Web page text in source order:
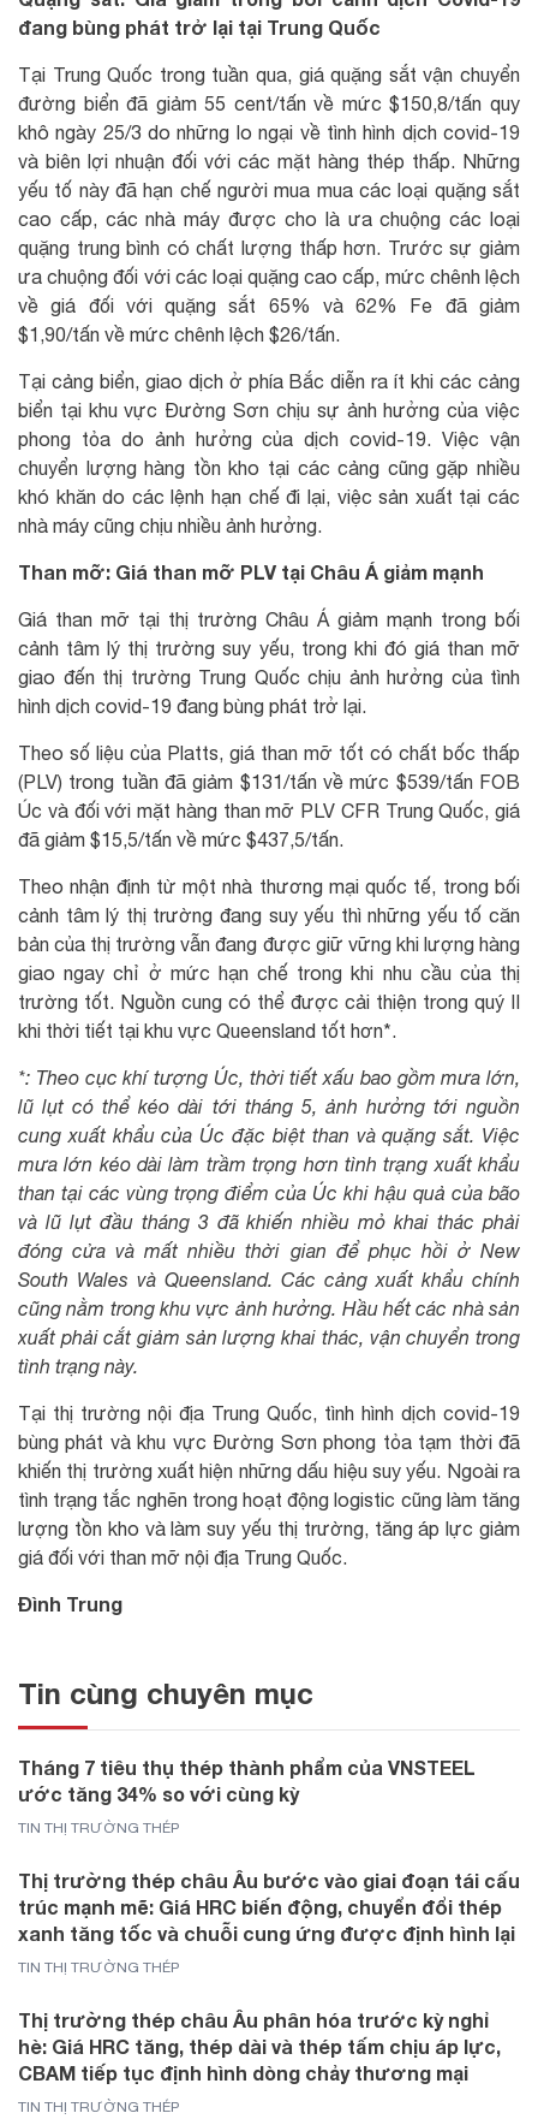
đang bùng phát trở lại tại Trung Quốc
Tại Trung Quốc trong tuần qua, giá quặng sắt vận chuyển
đường biển đã giảm 55 cent/tấn về mức $150,8/tấn quy
khô ngày 25/3 do những lo ngại về tình hình dịch covid-19
và biên lợi nhuận đối với các mặt hàng thép thấp. Những
yếu tố này đã hạn chế người mua mua các loại quặng sắt
cao cấp, các nhà máy được cho là ưa chuộng các loại
quặng trung bình có chất lượng thấp hơn. Trước sự giảm
ưa chuộng đối với các loại quặng cao cấp, mức chênh lệch
về giá đối với quặng sắt 65% và 62% Fe đã giảm
$1,90/tấn về mức chênh lệch $26/tấn.
Tại cảng biển, giao dịch ở phía Bắc diễn ra ít khi các cảng
biển tại khu vực Đường Sơn chịu sự ảnh hưởng của việc
phong tỏa do ảnh hưởng của dịch covid-19. Việc vận
chuyển lượng hàng tồn kho tại các cảng cũng gặp nhiều
khó khăn do các lệnh hạn chế đi lại, việc sản xuất tại các
nhà máy cũng chịu nhiều ảnh hưởng.
Than mỡ: Giá than mỡ PLV tại Châu Á giảm mạnh
Giá than mỡ tại thị trường Châu Á giảm mạnh trong bối
cảnh tâm lý thị trường suy yếu, trong khi đó giá than mỡ
giao đến thị trường Trung Quốc chịu ảnh hưởng của tình
hình dịch covid-19 đang bùng phát trở lại.
Theo số liệu của Platts, giá than mỡ tốt có chất bốc thấp
(PLV) trong tuần đã giảm $131/tấn về mức $539/tấn FOB
Úc và đối với mặt hàng than mỡ PLV CFR Trung Quốc, giá
đã giảm $15,5/tấn về mức $437,5/tấn.
Theo nhận định từ một nhà thương mại quốc tế, trong bối
cảnh tâm lý thị trường đang suy yếu thì những yếu tố căn
bản của thị trường vẫn đang được giữ vững khi lượng hàng
giao ngay chỉ ở mức hạn chế trong khi nhu cầu của thị
trường tốt. Nguồn cung có thể được cải thiện trong quý II
khi thời tiết tại khu vực Queensland tốt hơn*.
*: Theo cục khí tượng Úc, thời tiết xấu bao gồm mưa lớn,
lũ lụt có thể kéo dài tới tháng 5, ảnh hưởng tới nguồn
cung xuất khẩu của Úc đặc biệt than và quặng sắt. Việc
mưa lớn kéo dài làm trầm trọng hơn tình trạng xuất khẩu
than tại các vùng trọng điểm của Úc khi hậu quả của bão
và lũ lụt đầu tháng 3 đã khiến nhiều mỏ khai thác phải
đóng cửa và mất nhiều thời gian để phục hồi ở New
South Wales và Queensland. Các cảng xuất khẩu chính
cũng nằm trong khu vực ảnh hưởng. Hầu hết các nhà sản
xuất phải cắt giảm sản lượng khai thác, vận chuyển trong
tình trạng này.
Tại thị trường nội địa Trung Quốc, tình hình dịch covid-19
bùng phát và khu vực Đường Sơn phong tỏa tạm thời đã
khiến thị trường xuất hiện những dấu hiệu suy yếu. Ngoài ra
tình trạng tắc nghẽn trong hoạt động logistic cũng làm tăng
lượng tồn kho và làm suy yếu thị trường, tăng áp lực giảm
giá đối với than mỡ nội địa Trung Quốc.
Đình Trung
Tin cùng chuyên mục
Tháng 7 tiêu thụ thép thành phẩm của VNSTEEL
ước tăng 34% so với cùng kỳ
TIN THỊ TRƯỜNG THÉP
Thị trường thép châu Âu bước vào giai đoạn tái cấu
trúc mạnh mẽ: Giá HRC biến động, chuyển đổi thép
xanh tăng tốc và chuỗi cung ứng được định hình lại
TIN THỊ TRƯỜNG THÉP
Thị trường thép châu Âu phân hóa trước kỳ nghỉ
hè: Giá HRC tăng, thép dài và thép tấm chịu áp lực,
CBAM tiếp tục định hình dòng chảy thương mại
TIN THỊ TRƯỜNG THÉP